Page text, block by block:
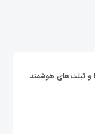
و تبلت‌های هوشمند